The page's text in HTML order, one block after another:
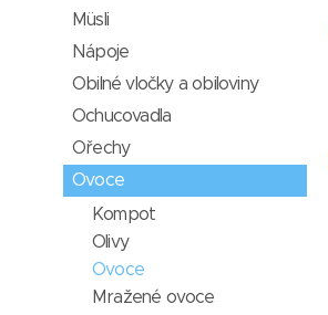
Müsli
Nápoje
Obilné vločky a obiloviny
Ochucovadla
Ořechy
Ovoce
Kompot
Olivy
Ovoce
Mražené ovoce